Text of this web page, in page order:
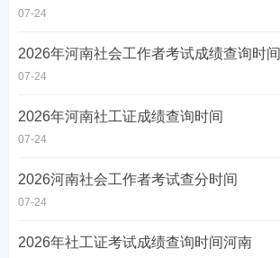
07-24
2026年河南社会工作者考试成绩查询时间
07-24
2026年河南社工证成绩查询时间
07-24
2026河南社会工作者考试查分时间
07-24
2026年社工证考试成绩查询时间河南